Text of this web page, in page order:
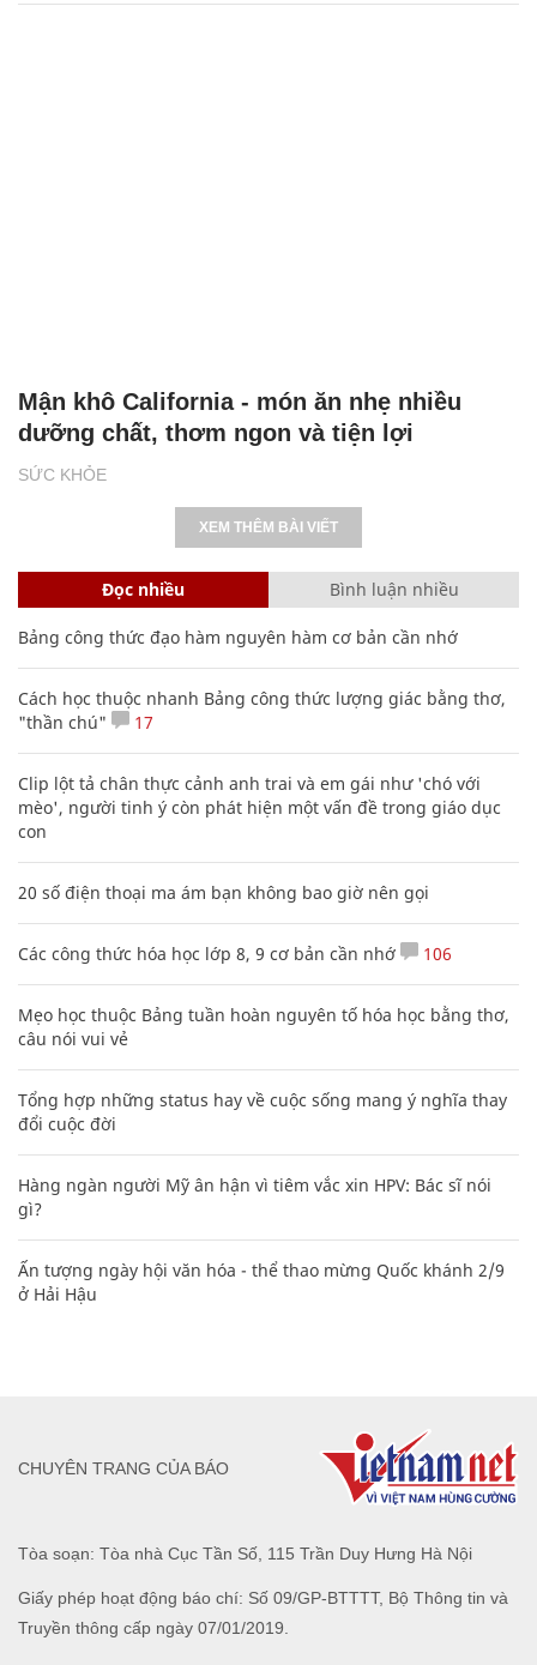
SỨC KHỎE
Mận khô California - món ăn nhẹ nhiều
dưỡng chất, thơm ngon và tiện lợi
XEM THÊM BÀI VIẾT
Đọc nhiều Bình luận nhiều
Bảng công thức đạo hàm nguyên hàm cơ bản cần nhớ
Cách học thuộc nhanh Bảng công thức lượng giác bằng thơ,
"thần chú"
17
Clip lột tả chân thực cảnh anh trai và em gái như 'chó với
mèo', người tinh ý còn phát hiện một vấn đề trong giáo dục
con
20 số điện thoại ma ám bạn không bao giờ nên gọi
Các công thức hóa học lớp 8, 9 cơ bản cần nhớ 106
Mẹo học thuộc Bảng tuần hoàn nguyên tố hóa học bằng thơ,
câu nói vui vẻ
Tổng hợp những status hay về cuộc sống mang ý nghĩa thay
đổi cuộc đời
Hàng ngàn người Mỹ ân hận vì tiêm vắc xin HPV: Bác sĩ nói
gì?
Ấn tượng ngày hội văn hóa - thể thao mừng Quốc khánh 2/9
ở Hải Hậu
Tòa soạn: Tòa nhà Cục Tần Số, 115 Trần Duy Hưng Hà Nội
Giấy phép hoạt động báo chí: Số 09/GP-BTTTT, Bộ Thông tin và
Truyền thông cấp ngày 07/01/2019.
CHUYÊN TRANG CỦA BÁO